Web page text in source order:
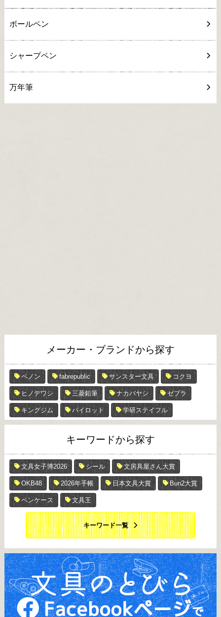
ボールペン
シャープペン
万年筆
メーカー・ブランドから探す
ペノン fabrepublic サンスター文具 コクヨ
ヒノデワシ 三菱鉛筆 ナカバヤシ ゼブラ
キングジム パイロット 学研ステイフル
キーワードから探す
文具女子博2026 シール 文房具屋さん大賞
OKB48 2026年手帳 日本文具大賞 Bun2大賞
ペンケース 文具王
キーワード一覧